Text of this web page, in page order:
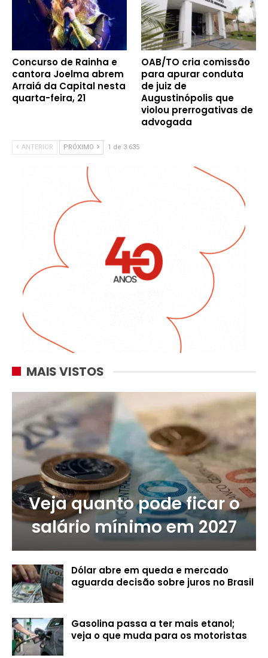
Concurso de Rainha e
cantora Joelma abrem
Arraiá da Capital nesta
quarta-feira, 21
OAB/TO cria comissão
para apurar conduta
de juiz de
Augustinópolis que
violou prerrogativas de
advogada
ANTERIOR PRÓXIMO 1 de 3.635
MAIS VISTOS
Veja quanto pode ficar o
salário mínimo em 2027
Dólar abre em queda e mercado
aguarda decisão sobre juros no Brasil
Gasolina passa a ter mais etanol;
veja o que muda para os motoristas